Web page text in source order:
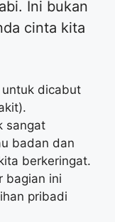
Ini bukan
cinta kita
untuk dicabut
sangat
badan dan
berkeringat.
bagian ini
pribadi